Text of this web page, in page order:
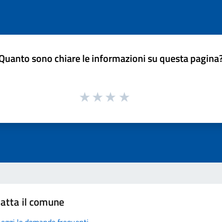
sono chiare le informazioni su questa
il comune